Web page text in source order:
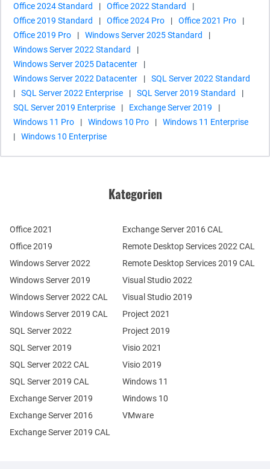
Office 2024 Standard | Office 2022 Standard
|
Office 2019 Standard
| Office 2024 Pro | Office 2021 Pro
|
Office 2019 Pro
| Windows Server 2025 Standard
|
Windows Server 2022 Standard
|
Windows Server 2025 Datacenter
|
Windows Server 2022 Datacenter
|
SQL Server 2022 Standard
|
SQL Server 2022 Enterprise | SQL Server 2019 Standard
|
SQL Server 2019 Enterprise
| Exchange Server 2019
|
Windows 11 Pro
| Windows 10 Pro |
Windows 11 Enterprise
|
Windows 10 Enterprise
Kategorien
Office 2021
Office 2019
Windows Server 2022
Windows Server 2019
Exchange Server 2019
Exchange Server 2016
SQL Server 2022
SQL Server 2019
Windows Server 2022 CAL
Windows Server 2019 CAL
SQL Server 2022 CAL
SQL Server 2019 CAL
Remote Desktop Services 2022 CAL
Remote Desktop Services 2019 CAL
Exchange Server 2019 CAL
Exchange Server 2016 CAL
Visual Studio 2022
Visual Studio 2019
Project 2021
Project 2019
Visio 2021
Visio 2019
Windows 11
Windows 10
VMware